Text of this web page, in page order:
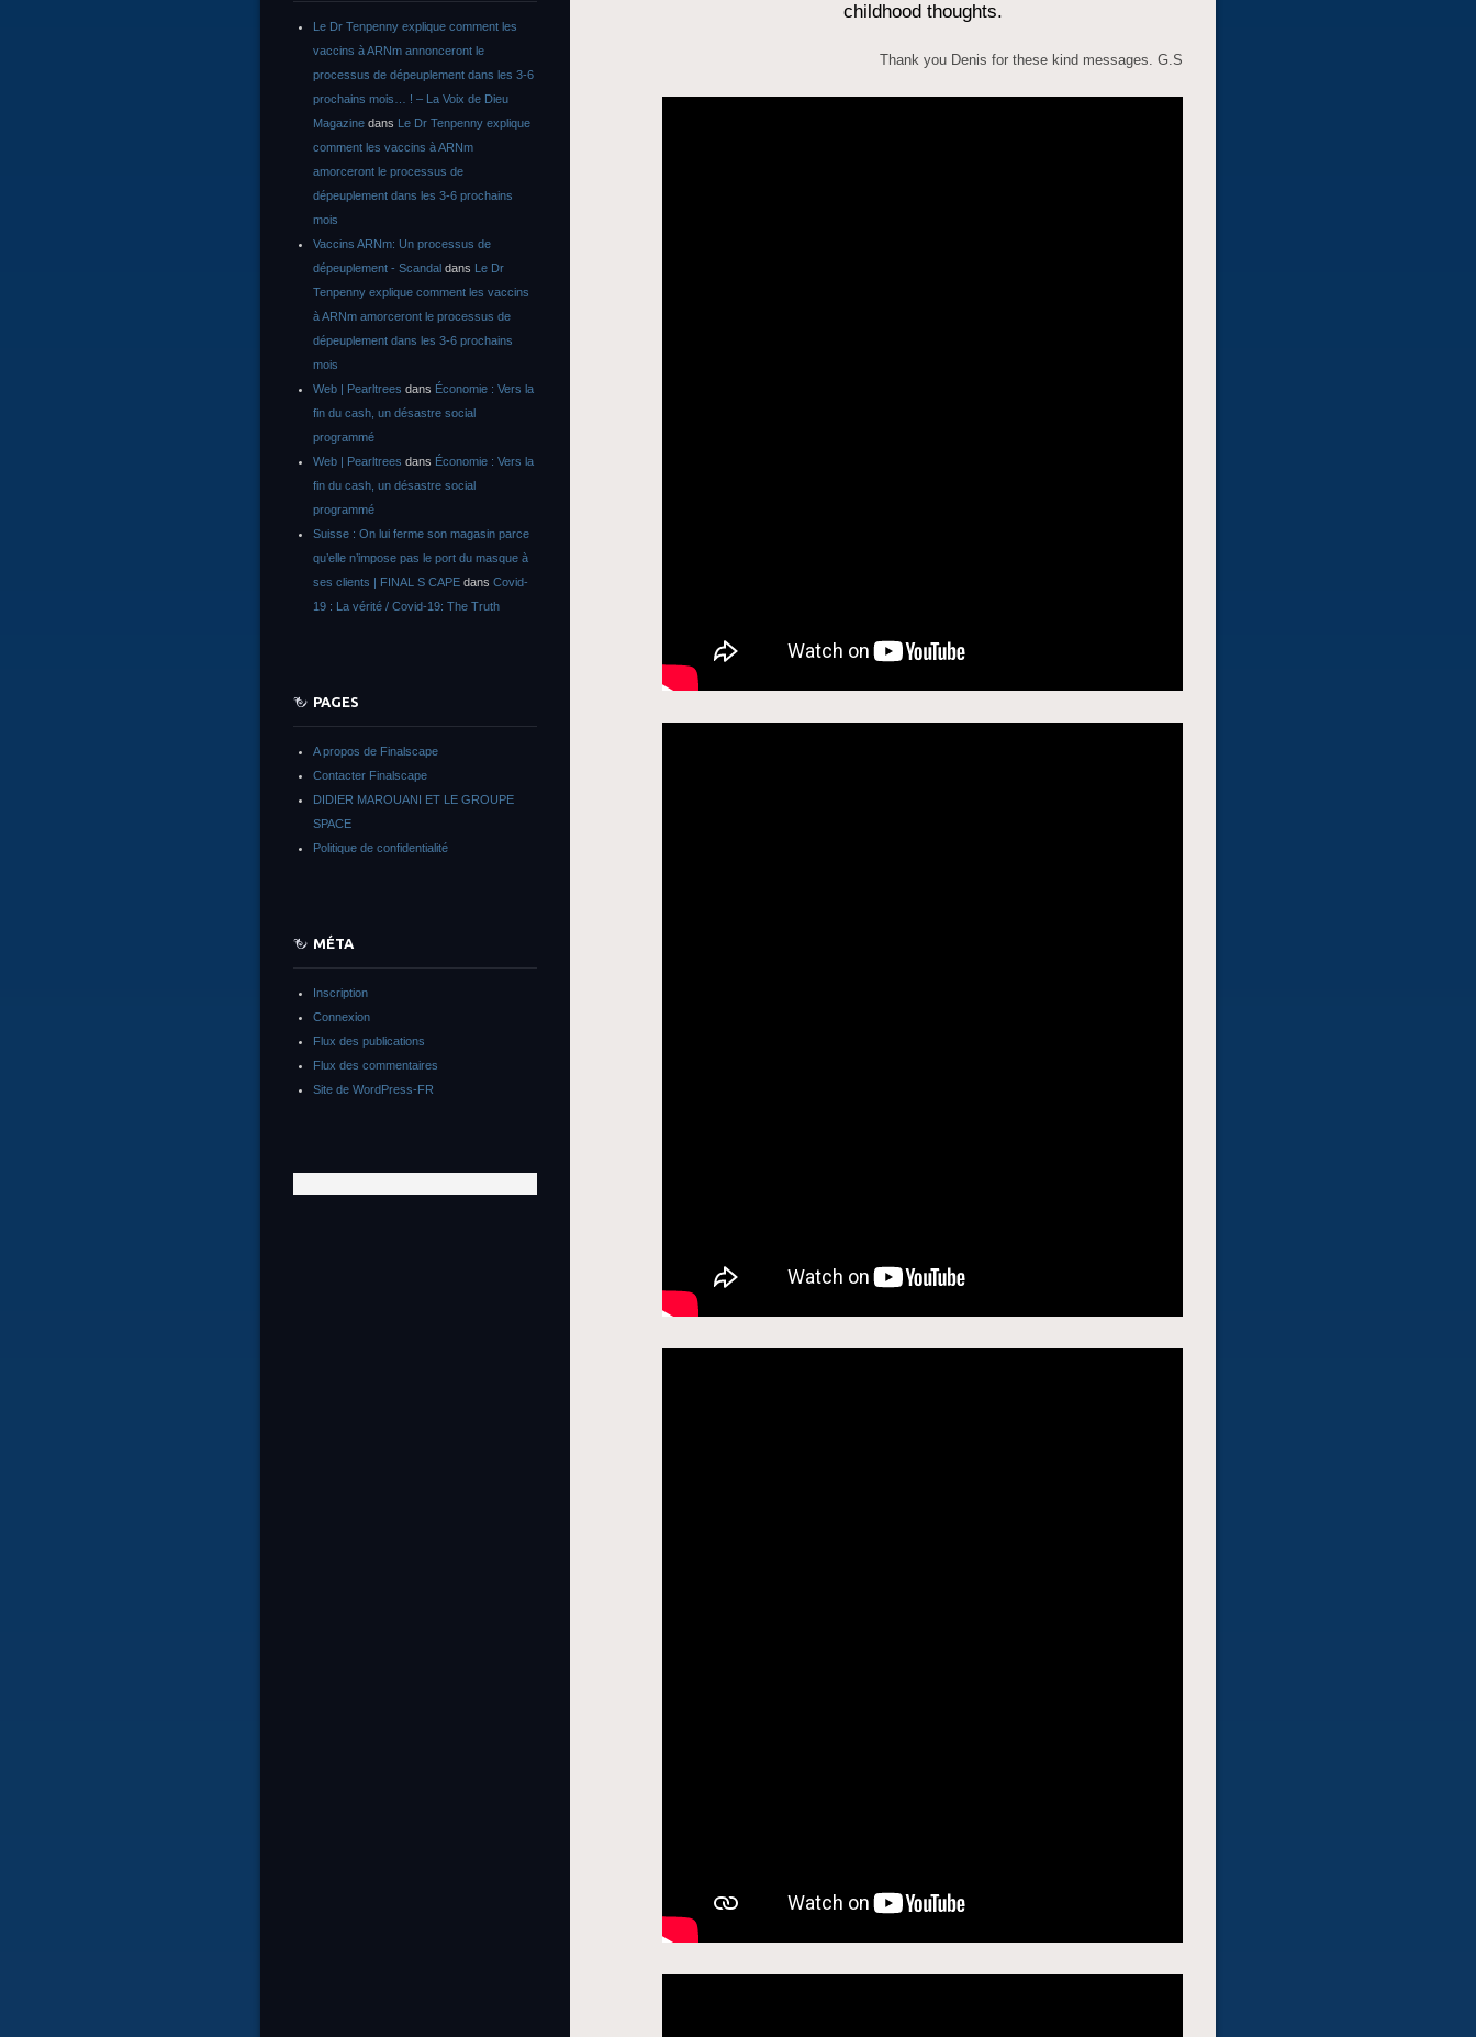
childhood thoughts.
Thank you Denis for these kind messages. G.S
Le Dr Tenpenny explique comment les
vaccins à ARNm annonceront le
processus de dépeuplement dans les 3-6
prochains mois… ! – La Voix de Dieu
Magazine dans Le Dr Tenpenny explique
comment les vaccins à ARNm
amorceront le processus de
dépeuplement dans les 3-6 prochains
mois
Vaccins ARNm: Un processus de
dépeuplement - Scandal dans Le Dr
Tenpenny explique comment les vaccins
à ARNm amorceront le processus de
dépeuplement dans les 3-6 prochains
mois
Web | Pearltrees dans Économie : Vers la
fin du cash, un désastre social
programmé
Web | Pearltrees dans Économie : Vers la
fin du cash, un désastre social
programmé
Suisse : On lui ferme son magasin parce
qu’elle n’impose pas le port du masque à
ses clients | FINAL S CAPE dans Covid-
19 : La vérité / Covid-19: The Truth
PAGES
A propos de Finalscape
Contacter Finalscape
DIDIER MAROUANI ET LE GROUPE
SPACE
Politique de confidentialité
MÉTA
Inscription
Connexion
Flux des publications
Flux des commentaires
Site de WordPress-FR